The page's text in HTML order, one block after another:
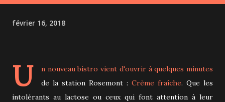
février 16, 2018
U
n nouveau bistro vient d'ouvrir à quelques minutes
de la station Rosemont : Crème fraîche. Que les
intolérants au lactose ou ceux qui font attention à leur